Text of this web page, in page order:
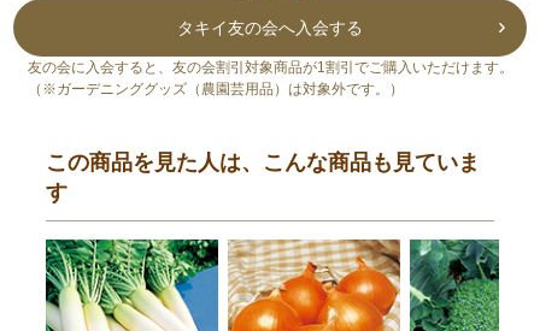
タキイ友の会へ入会する
友の会に入会すると、友の会割引対象商品が1割引でご購入いただけます。
（※ガーデニンググッズ（農園芸用品）は対象外です。）
この商品を見た人は、こんな商品も見ていま
す